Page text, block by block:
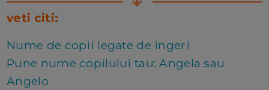
veti citi:
Nume de copii legate de ingeri
Pune nume copilului tau: Angela sau
Angelo